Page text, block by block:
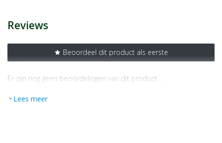
Reviews
star Beoordeel dit product als eerste
Er zijn nog geen beoordelingen van dit product …
expand_more Lees meer